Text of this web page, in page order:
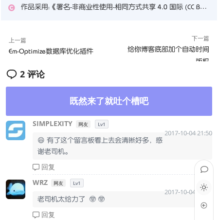
作品采用： 《署名-非商业性使用-相同方式共享 4.0 国际 (CC BY-NC-SA 4.0)
上一篇
Em-Optimize数据库优化插件
下一篇
给你博客底部加个自动时间
版权
2 评论
既然来了就吐个槽吧
SIMPLEXITY 网友 Lv1
2017-10-04 21:50
😄 有了这个留言板看上去会清晰好多，感
谢老司机。
回复
WRZ
网友 Lv1
2017-10-04 21:50
老司机太给力了 🤓 🤓
回复